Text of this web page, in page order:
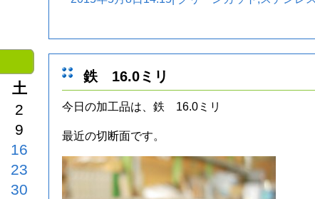
鉄 16.0ミリ
今日の加工品は、鉄 16.0ミリ
最近の切断面です。
土
2
9
16
23
30